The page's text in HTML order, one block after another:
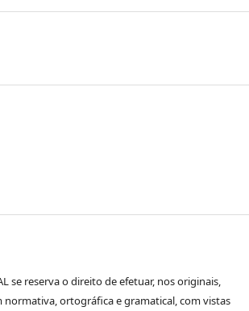
se reserva o direito de efetuar, nos originais,
normativa, ortográfica e gramatical, com vistas